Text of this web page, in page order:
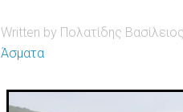
Written by Πολατίδης
Άσματα